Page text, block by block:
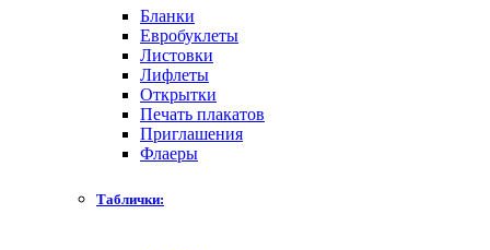
Бланки
Евробуклеты
Листовки
Лифлеты
Открытки
Печать плакатов
Приглашения
Флаеры
Таблички: